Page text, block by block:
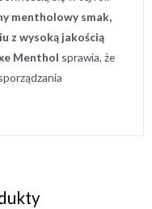
mentholowy smak,
z wysoką jakością
Menthol sprawia, że